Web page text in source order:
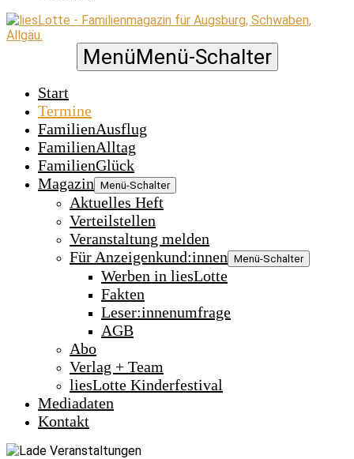
MenüMenü-Schalter
Start
Termine
FamilienAusflug
FamilienAlltag
FamilienGlück
Magazin Menü-Schalter
Aktuelles Heft
Verteilstellen
Veranstaltung melden
Für Anzeigenkund:innen Menü-Schalter
Werben in liesLotte
Fakten
Leser:innenumfrage
AGB
Abo
Verlag + Team
liesLotte Kinderfestival
Mediadaten
Kontakt